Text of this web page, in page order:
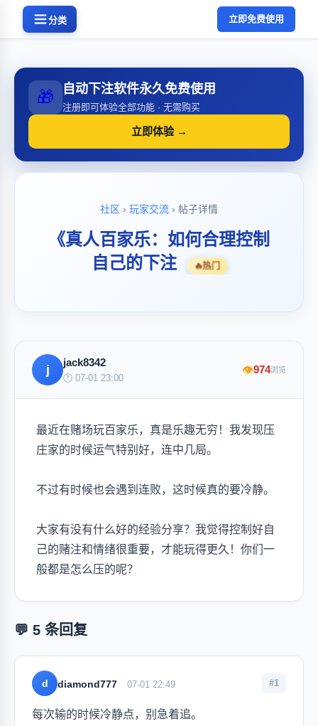
分类 立即免费使用
🎁 自动下注软件永久免费使用
注册即可体验全部功能 · 无需购买
立即体验 →
社区 › 玩家交流 › 帖子详情
《真人百家乐：如何合理控制
自己的下注
🔥热门
j
jack8342
🕐 07-01 23:00
👁974浏览
最近在赌场玩百家乐，真是乐趣无穷！我发现压
庄家的时候运气特别好，连中几局。
不过有时候也会遇到连败，这时候真的要冷静。
大家有没有什么好的经验分享？我觉得控制好自
己的赌注和情绪很重要，才能玩得更久！你们一
般都是怎么压的呢？
💬 5 条回复
d diamond777 07-01 22:49 #1
每次输的时候冷静点，别急着追。